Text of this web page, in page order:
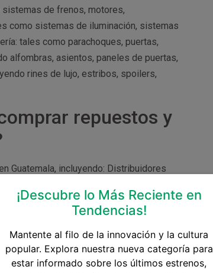
sistemas de frenos, motores,
como sistemas de iluminación, sistemas
tales como parachoques, puertas,
alfombras, asientos, paneles de puertas,
rines de lujo, estribos, spoilers,
repuestos y
Guatemala, incluyendo: Distribuidores
y repuestos originales para tu
Comercios de repuestos y
Toyota, incluyendo opciones
de los repuestos y accesorios antes
en línea que ofrecen accesorios y
domicilio y precios competitivos. No
¡Descubre lo Más Reciente en
Tendencias!
Mantente al filo de la innovación y la cultura
popular. Explora nuestra nueva categoría para
estar informado sobre los últimos estrenos,